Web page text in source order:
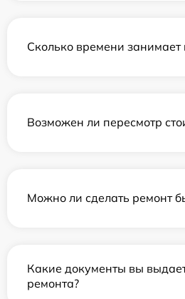
Сколько времени занимает
Возможен ли пересмотр
Можно ли сделать ремонт
Какие документы вы
ремонта?